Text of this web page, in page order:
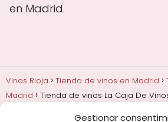
Gestionar
en Madrid.
Vinos Rioja Tienda de vinos en Madrid
Madrid
Tienda de vinos La Caja De